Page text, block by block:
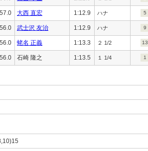
57.0 大西 直宏 1:12.9 ハナ 5
56.0 武士沢 友治 1:12.9 ハナ 9
56.0 蛯名 正義 1:13.3 ２ 1/2 13
56.0 石崎 隆之 1:13.5 １ 1/4 1